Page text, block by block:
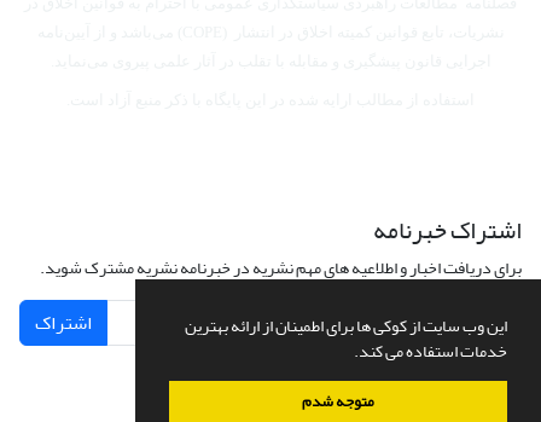
این وب سایت از کوکی ها برای اطمینان از ارائه بهترین
خدمات استفاده می کند.
متوجه شدم
اشتراک خبرنامه
برای دریافت اخبار و اطلاعیه های مهم نشریه در خبرنامه نشریه مشترک شوید.
اشتراک